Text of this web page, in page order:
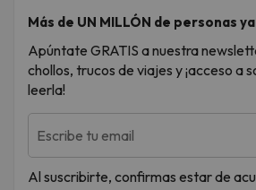
Más de UN MILLÓN de personas
Apúntate GRATIS a nuestra
chollos, trucos de viajes y ¡acceso a
leerla!
Escribe tu email
Al suscribirte, confirmas estar de